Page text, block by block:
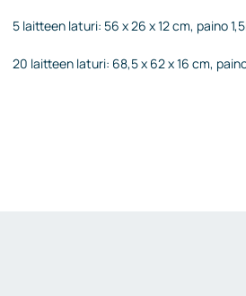
5 laitteen laturi: 56 x 26 x 12 cm, paino
20 laitteen laturi: 68,5 x 62 x 16 cm, paino